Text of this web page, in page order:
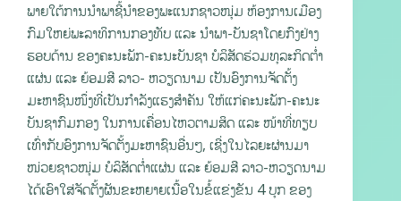
ພາຍໃຕ້ການນຳພາຊີ້ນຳຂອງພະແນກຊາວໜຸ່ມ ຫ້ອງການເມືອງ
ກົມໃຫຍ່ພະລາທິການກອງທັບ ແລະ ນໍາພາ-ບັນຊາໂດຍກົງຢ່າງ
ຮອບດ້ານ ຂອງຄະນະພັກ-ຄະນະບັນຊາ ບໍລິສັດຮ່ວມທຸລະກິດຕ່ຳ
ແຜ່ນ ແລະ ຍ້ອມສີ ລາວ- ຫວຽດນາມ ເປັນອົງການຈັດຕັ້ງ
ມະຫາຊົນໜຶ່ງທີ່ເປັນກໍາລັງແຮງສໍາຄັນ ໃຫ້ແກ່ຄະນະພັກ-ຄະນະ
ບັນຊາກົມກອງ ໃນການເຄື່ອນໄຫວຕາມສິດ ແລະ ໜ້າທີ່ທຽບ
ເທົ່າກັບອົງການຈັດຕັ້ງມະຫາຊົນອື່ນໆ, ເຊີ່ງໃນໄລຍະຜ່ານມາ
ໜ່ວຍຊາວໜຸ່ມ ບໍລິສັດຕໍ່າແຜ່ນ ແລະ ຍ້ອມສີ ລາວ-ຫວຽດນາມ
ໄດ້ເອົາໃສ່ຈັດຕັ້ງຜັນຂະຫຍາຍເນື້ອໃນຂໍ້ແຂ່ງຂັນ 4 ບຸກ ຂອງ